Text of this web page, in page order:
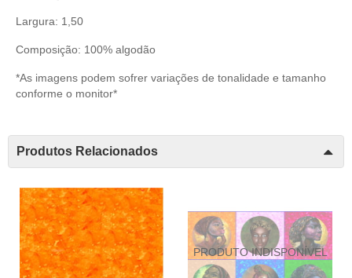
Largura: 1,50
Composição: 100% algodão
*As imagens podem sofrer variações de tonalidade e tamanho
conforme o monitor*
Produtos Relacionados